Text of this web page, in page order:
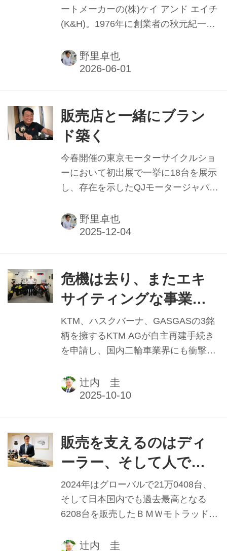
ートメーカーの(株)ケイ アンド エイチ
(K&H)。1976年に創業者の秋元紀一氏
FRPを使った二輪車向けのワンオフパ
ーツの製作事業を始まりとしている。
アルバイトを経ての入社から30余年、
創立50周年を機に会社と上山氏自身の
歩みを振り返ってもらう。
野里卓也
販売店と一緒にブラン
ド築く
今春開催の東京モーターサイクルショ
ーにおいて初出展で一挙に18台を展示
し、存在を示したQJモータージャパ
モータースが輸入元として立ち上げた
会社だ。「会期中に10社以上の販売店
ショーの前後で数社から販売契約を結
ぶことができました」と破顔するQJモ
ータージャパンの取締役専務執行役の
西浩二氏。今後の販売に向けた施策や
導入予定の機種等を聞いた。
野里卓也
危機は去り、またエキ
サイティングな事業環
境に KTMジャパン 取締
役ジェネラルマネージ
ャー ケビン・シュトラ
スマイヤー氏
KTM、ハスクバーナ、GASGASの3銘
柄を擁するKTM AGが自主再建手続き
を申請し、国内二輪車業界にも衝撃が
建計画は翌25年2月に債権者に承認さ
れ、KTM AGは債務の30%を5月23日
トナーであるインドのバジャジが再建
に6億ユーロ、事業運営に2億ユーロを
拠出することで債務の返済も完了し、
再スタートを切ったのである。日本に
おいても「再び安心して仕事に取り組
めるようになった」と、KTMジャパン
ン・シュトラスマイヤー氏は語る。
辻内 圭
販売を支えるのはディ
ーラー、そして人であ
る BMWモトラッドジャ
パン ジェネラルマネジ
ャー 大隅武氏
2024年はグローバルで21万0408台、
そして日本国内でも過去最高となる
6208台を販売したＢＭＷモトラッド。
して日本のチームを率いる大隅武氏
辻内 圭